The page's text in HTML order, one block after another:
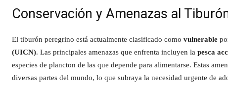
Conservación y Amenazas al
El tiburón peregrino está actualmente clasificado como vulnerable
(UICN). Las principales amenazas que enfrenta incluyen la pesca
especies de plancton de las que depende para alimentarse. Estas
diversas partes del mundo, lo que subraya la necesidad urgente de